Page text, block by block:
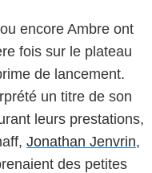
encore Ambre ont
fois sur le plateau
de lancement.
un titre de son
leurs prestations,
Jonathan Jenvrin,
des petites